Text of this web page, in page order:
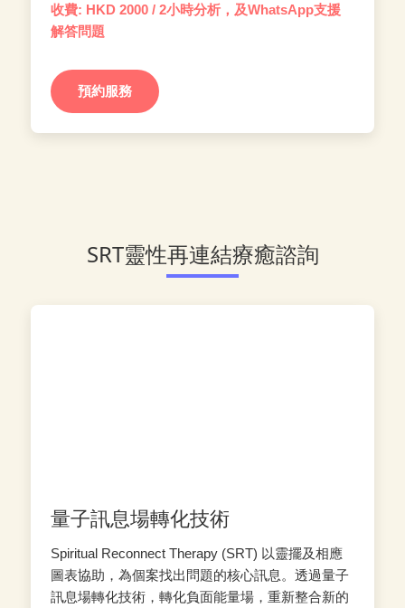
收費: HKD 2000 / 2小時分析，及WhatsApp支援
解答問題
預約服務
SRT靈性再連結療癒諮詢
量子訊息場轉化技術
Spiritual Reconnect Therapy (SRT) 以靈擺及相應
圖表協助，為個案找出問題的核心訊息。透過量子
訊息場轉化技術，轉化負面能量場，重新整合新的